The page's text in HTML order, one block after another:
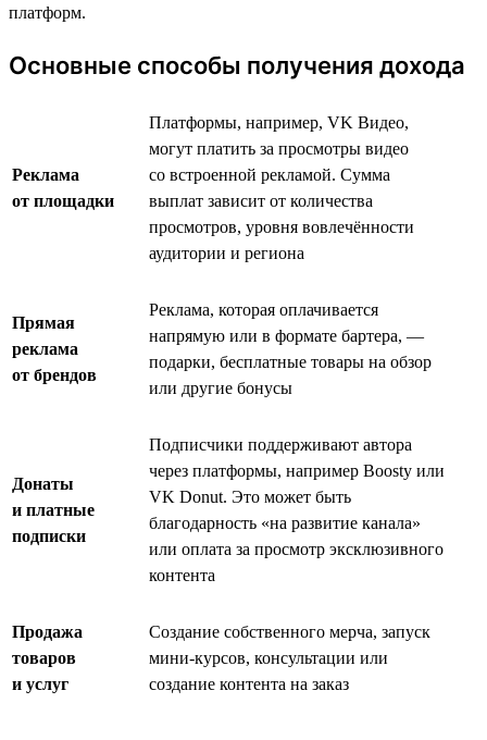
платформ.
Основные способы получения дохода
Реклама
от площадки
Платформы, например, VK Видео,
могут платить за просмотры видео
со встроенной рекламой. Сумма
выплат зависит от количества
просмотров, уровня вовлечённости
аудитории и региона
Прямая
реклама
от брендов
Реклама, которая оплачивается
напрямую или в формате бартера, —
подарки, бесплатные товары на обзор
или другие бонусы
Донаты
и платные
подписки
Подписчики поддерживают автора
через платформы, например Boosty или
VK Donut. Это может быть
благодарность «на развитие канала»
или оплата за просмотр эксклюзивного
контента
Продажа
товаров
и услуг
Создание собственного мерча, запуск
мини-курсов, консультации или
создание контента на заказ